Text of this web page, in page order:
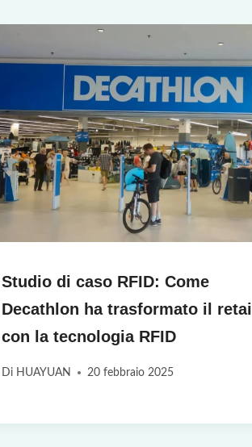
Studio di caso RFID: Come
Decathlon ha trasformato il retail
con la tecnologia RFID
Di HUAYUAN 20 febbraio 2025